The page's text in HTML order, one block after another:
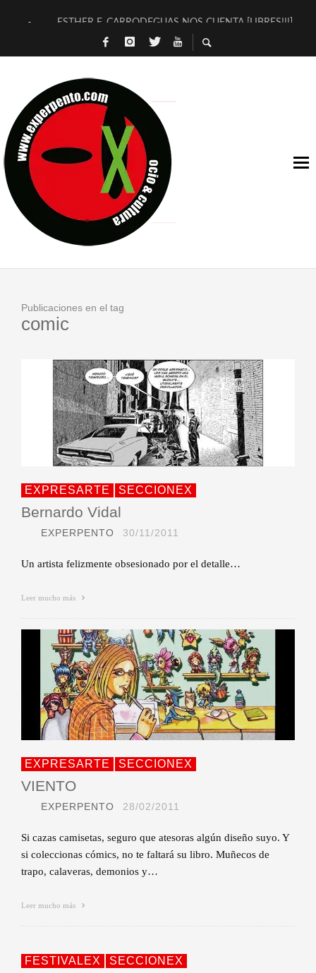
ESTHER F. CARRODEGUAS NOS CUENTA [LIBRES!!!]
[TERRA DE GUAPES] DE SANDRA MONFORT
TIMBRE 4, LA ESCUELA DEL DIRECTOR TEATRAL CLAUDIO
30 AÑOS (NO ES NADA) DE LA KATARSIS DEL TOMATAZO
MILITARES JUDÍAS EN #EXVITA
D’BALDOMEROS REINVENTAN [BITÁCORA 3.0] EN EXVITA
MARSHALL FLASH PRESENTA EN EXVITA [RELATIVA
JOFRE BARDAGÍ EN EXVITA INTERPRETANDO A SERRAT
Publicaciones en el tag
comic
EXPRESARTE SECCIONEX
Bernardo Vidal
EXPERPENTO 30/11/2011
Un artista felizmente obsesionado por el detalle…
Leer mucho más
EXPRESARTE SECCIONEX
VIENTO
EXPERPENTO 28/02/2011
Si cazas camisetas, seguro que atesoras algún diseño suyo. Y
si coleccionas cómics, no te faltará su libro. Muñecos de
trapo, calaveras, demonios y…
Leer mucho más
FESTIVALEX SECCIONEX